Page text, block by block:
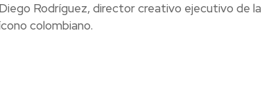
Rodríguez, director creativo ejecutivo de la
colombiano.